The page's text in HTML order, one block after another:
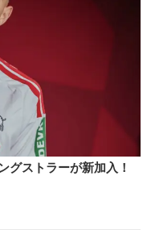
グストラーが新加入！